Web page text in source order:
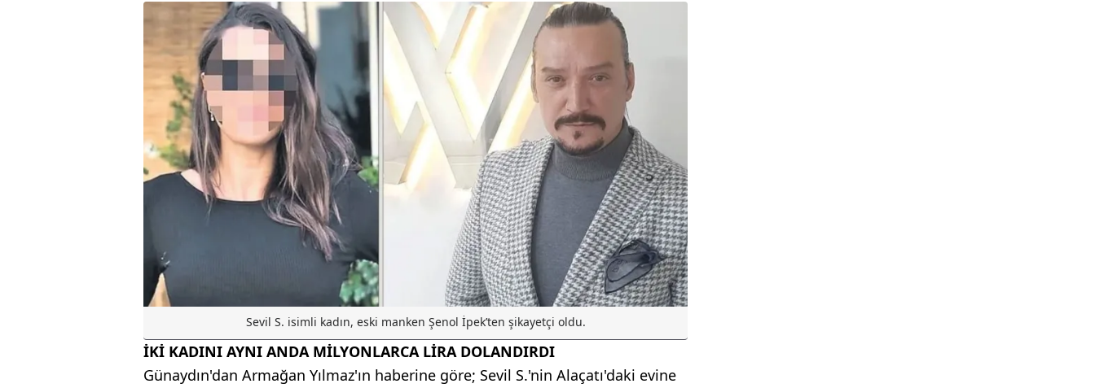
Sevil S. isimli kadın, eski manken Şenol İpek’ten şikayetçi oldu.
İKİ KADINI AYNI ANDA MİLYONLARCA LİRA DOLANDIRDI
Günaydın'dan Armağan Yılmaz'ın haberine göre; Sevil S.'nin Alaçatı'daki evine